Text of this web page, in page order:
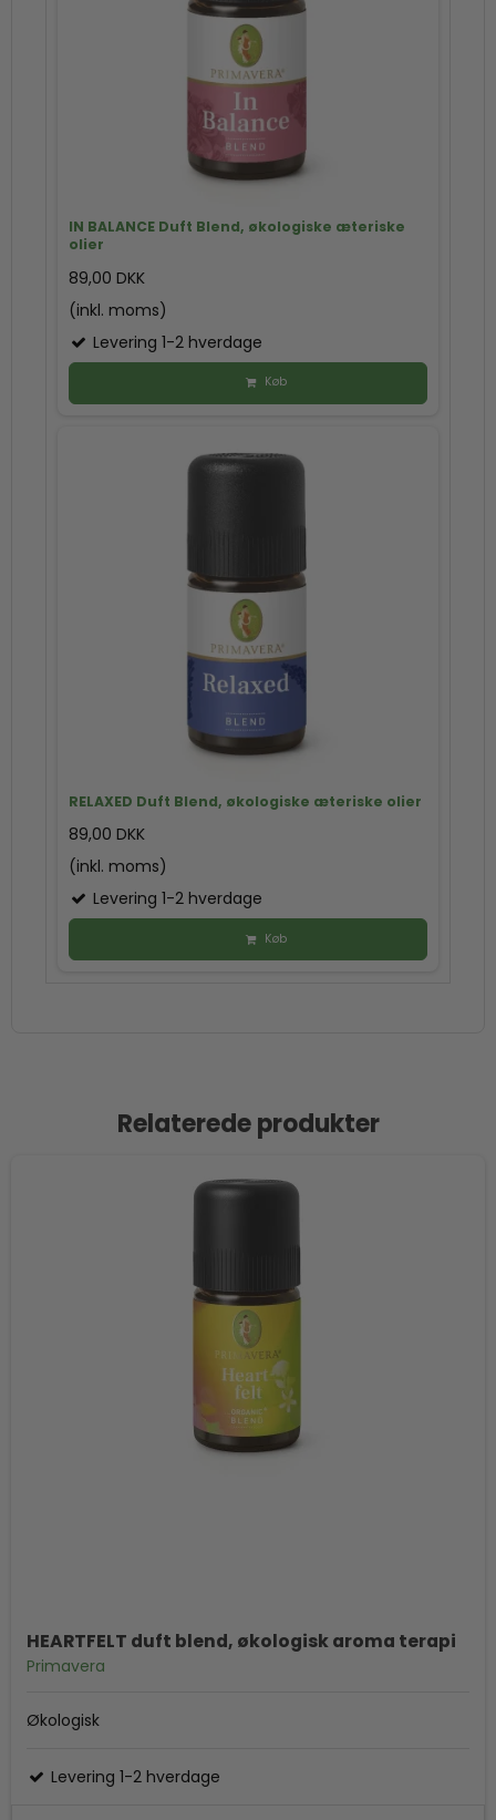
IN BALANCE Duft Blend, økologiske æteriske
olier
89,00 DKK
(inkl. moms)
Levering 1-2 hverdage
Køb
RELAXED Duft Blend, økologiske æteriske olier
89,00 DKK
(inkl. moms)
Levering 1-2 hverdage
Køb
Relaterede produkter
HEARTFELT duft blend, økologisk aroma terapi
Primavera
Økologisk
Levering 1-2 hverdage